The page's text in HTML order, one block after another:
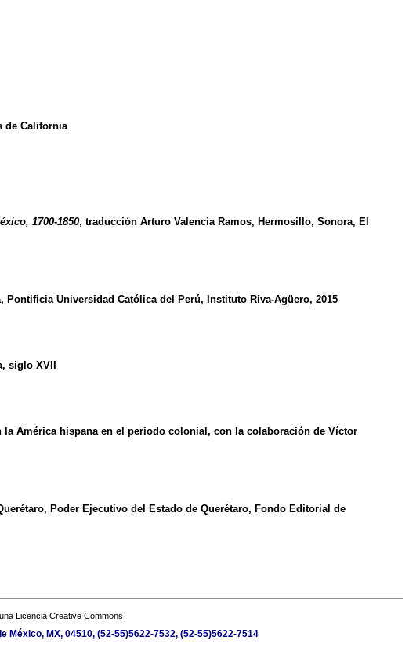
de California
1700-1850, traducción Arturo Valencia Ramos, Hermosillo, Sonora, El
Universidad Católica del Perú, Instituto Riva-Agüero, 2015
siglo XVII
América hispana en el periodo colonial, con la colaboración de Víctor
Poder Ejecutivo del Estado de Querétaro, Fondo Editorial de
Licencia Creative Commons
MX, 04510, (52-55)5622-7532, (52-55)5622-7514